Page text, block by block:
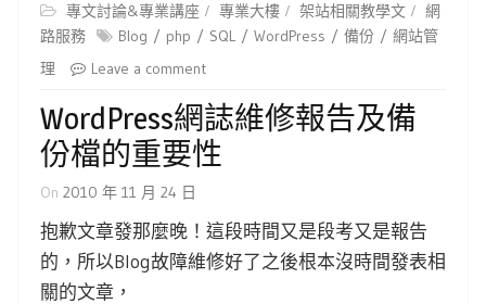
專文討論&專業講座 專業大樓 架站相關教學文
網
路服務
Blog php SQL WordPress 備份
網站管
理
Leave a comment
WordPress網誌維修報告及備
份檔的重要性
On 2010 年 11 月 24 日
抱歉文章發那麼晚！這段時間又是段考又是報告
的，所以Blog故障維修好了之後根本沒時間發表相
關的文章，